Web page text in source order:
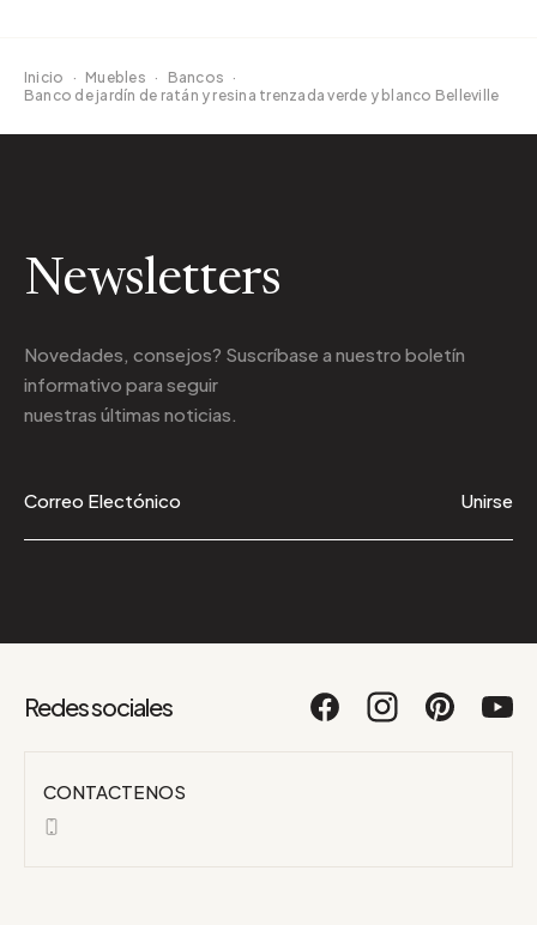
Inicio · Muebles · Bancos ·
Banco de jardín de ratán y resina trenzada verde y blanco Belleville
Newsletters
Novedades, consejos? Suscríbase a nuestro boletín
informativo para seguir
nuestras últimas noticias.
Unirse
Redes sociales
CONTACTENOS